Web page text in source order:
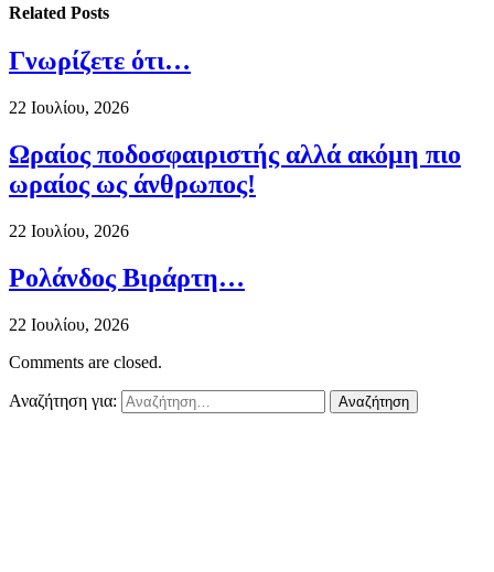
Related Posts
Γνωρίζετε ότι…
22 Ιουλίου, 2026
Ωραίος ποδοσφαιριστής αλλά ακόμη πιο
ωραίος ως άνθρωπος!
22 Ιουλίου, 2026
Ρολάνδος Βιράρτη…
22 Ιουλίου, 2026
Comments are closed.
Αναζήτηση για: